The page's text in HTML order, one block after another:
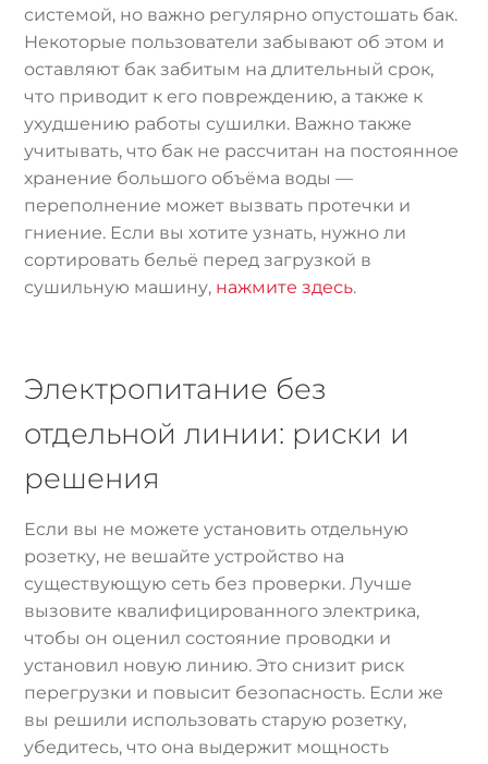
системой, но важно регулярно опустошать бак.
Некоторые пользователи забывают об этом и
оставляют бак забитым на длительный срок,
что приводит к его повреждению, а также к
ухудшению работы сушилки. Важно также
учитывать, что бак не рассчитан на постоянное
хранение большого объёма воды —
переполнение может вызвать протечки и
гниение. Если вы хотите узнать, нужно ли
сортировать бельё перед загрузкой в
сушильную машину, нажмите здесь.
Электропитание без
отдельной линии: риски и
решения
Если вы не можете установить отдельную
розетку, не вешайте устройство на
существующую сеть без проверки. Лучше
вызовите квалифицированного электрика,
чтобы он оценил состояние проводки и
установил новую линию. Это снизит риск
перегрузки и повысит безопасность. Если же
вы решили использовать старую розетку,
убедитесь, что она выдержит мощность